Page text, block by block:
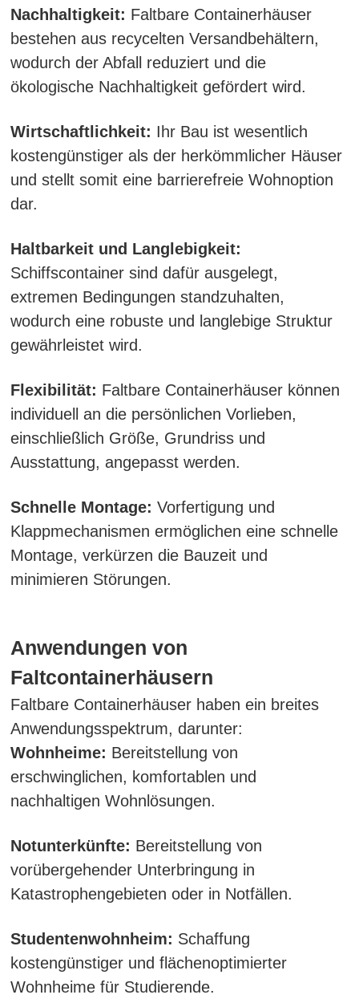
Nachhaltigkeit: Faltbare Containerhäuser
bestehen aus recycelten Versandbehältern,
wodurch der Abfall reduziert und die
ökologische Nachhaltigkeit gefördert wird.
Wirtschaftlichkeit: Ihr Bau ist wesentlich
kostengünstiger als der herkömmlicher Häuser
und stellt somit eine barrierefreie Wohnoption
dar.
Haltbarkeit und Langlebigkeit:
Schiffscontainer sind dafür ausgelegt,
extremen Bedingungen standzuhalten,
wodurch eine robuste und langlebige Struktur
gewährleistet wird.
Flexibilität: Faltbare Containerhäuser können
individuell an die persönlichen Vorlieben,
einschließlich Größe, Grundriss und
Ausstattung, angepasst werden.
Schnelle Montage: Vorfertigung und
Klappmechanismen ermöglichen eine schnelle
Montage, verkürzen die Bauzeit und
minimieren Störungen.
Anwendungen von
Faltcontainerhäusern
Faltbare Containerhäuser haben ein breites
Anwendungsspektrum, darunter:
Wohnheime: Bereitstellung von
erschwinglichen, komfortablen und
nachhaltigen Wohnlösungen.
Notunterkünfte: Bereitstellung von
vorübergehender Unterbringung in
Katastrophengebieten oder in Notfällen.
Studentenwohnheim: Schaffung
kostengünstiger und flächenoptimierter
Wohnheime für Studierende.